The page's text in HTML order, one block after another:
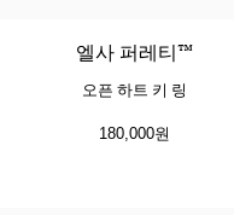
엘사 퍼레티™
오픈 하트 키 링
180,000원